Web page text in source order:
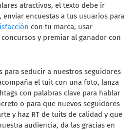
atractivos, el texto debe ir
encuestas a tus usuarios para
con tu marca, usar
y premiar al ganador con
para seducir a nuestros seguidores
el tuit con una foto, lanza
con palabras clave para hablar
o para que nuevos seguidores
y haz RT de tuits de calidad y que
audiencia, da las gracias en